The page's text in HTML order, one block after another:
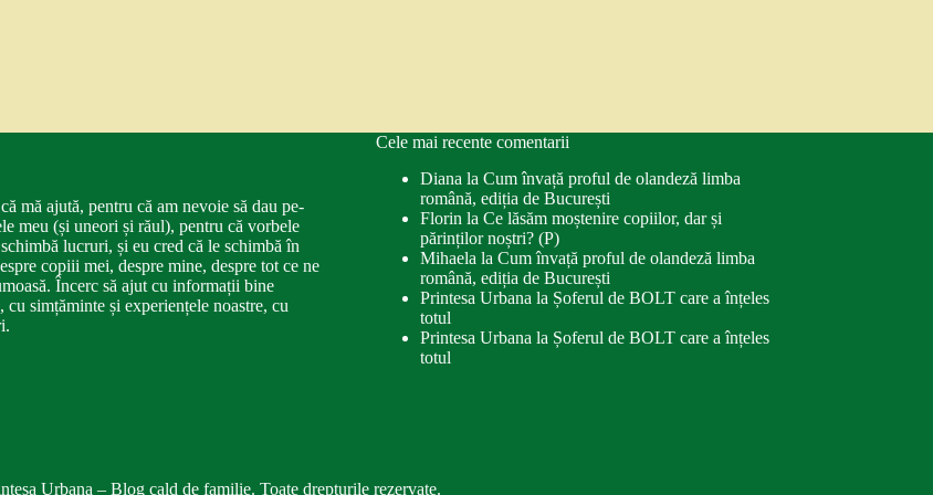
mă ajută, pentru că am nevoie să dau pe-
meu (și uneori și răul), pentru că vorbele
lucruri, și eu cred că le schimbă în
copiii mei, despre mine, despre tot ce ne
Încerc să ajut cu informații bine
cu simțăminte și experiențele noastre, cu
Cele mai recente comentarii
Diana la Cum învață proful de olandeză limba
română, ediția de București
Florin la Ce lăsăm moștenire copiilor, dar și
părinților noștri? (P)
Mihaela la Cum învață proful de olandeză limba
română, ediția de București
Printesa Urbana la Șoferul de BOLT care a înțeles
totul
Printesa Urbana la Șoferul de BOLT care a înțeles
totul
Urbana – Blog cald de familie. Toate drepturile rezervate.